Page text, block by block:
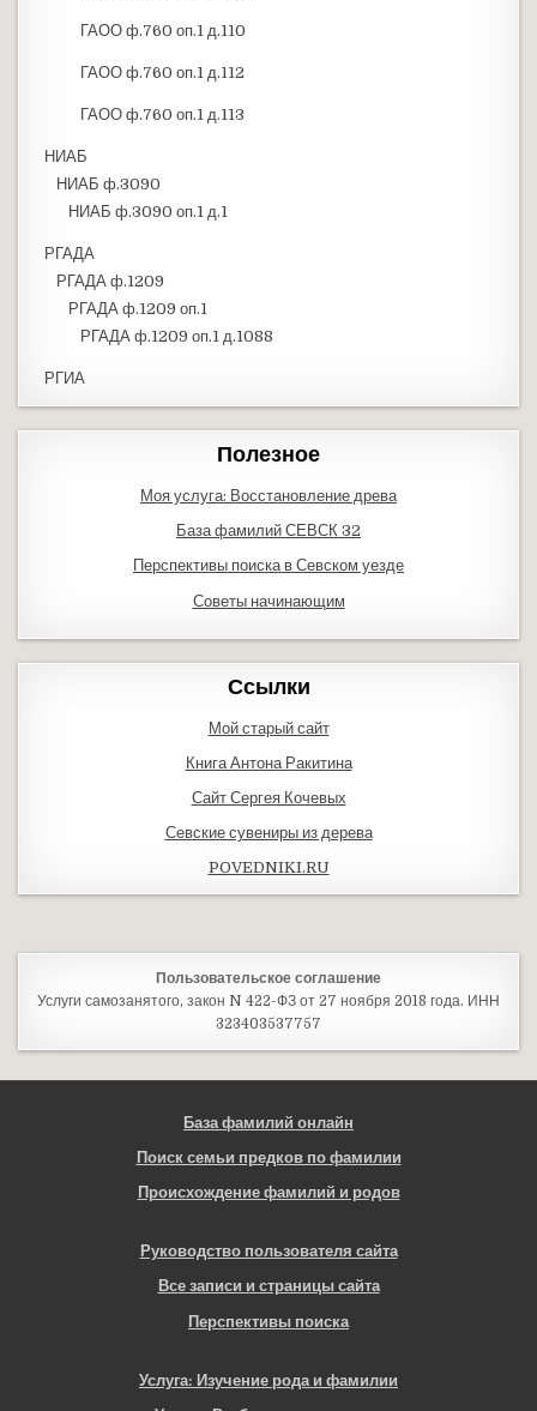
ГАОО ф.760 оп.1 д.110
ГАОО ф.760 оп.1 д.112
ГАОО ф.760 оп.1 д.113
НИАБ
НИАБ ф.3090
НИАБ ф.3090 оп.1 д.1
РГАДА
РГАДА ф.1209
РГАДА ф.1209 оп.1
РГАДА ф.1209 оп.1 д.1088
РГИА
Полезное
Моя услуга: Восстановление древа
База фамилий СЕВСК 32
Перспективы поиска в Севском уезде
Советы начинающим
Ссылки
Мой старый сайт
Книга Антона Ракитина
Сайт Сергея Кочевых
Севские сувениры из дерева
POVEDNIKI.RU
Пользовательское соглашение
Услуги самозанятого, закон N 422-ФЗ от 27 ноября 2018 года. ИНН
323403537757
База фамилий онлайн
Поиск семьи предков по фамилии
Происхождение фамилий и родов
Руководство пользователя сайта
Все записи и страницы сайта
Перспективы поиска
Услуга: Изучение рода и фамилии